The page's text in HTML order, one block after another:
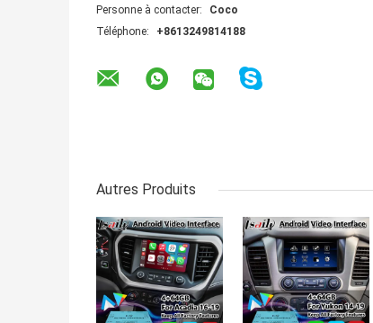
Personne à contacter:
Coco
Téléphone:
+8613249814188
Autres Produits